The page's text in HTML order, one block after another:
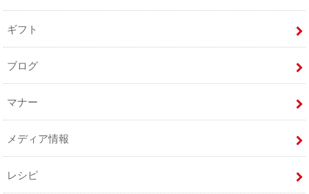
ギフト
ブログ
マナー
メディア情報
レシピ